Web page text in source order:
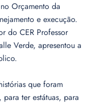
Orçamento da
e execução.
do CER Professor
Verde, apresentou a
que foram
ter estátuas, para